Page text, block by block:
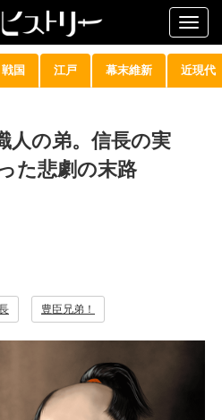
戦国 江戸 幕末維新 近現代
人の弟。信長の実
た悲劇の末路
豊臣兄弟！